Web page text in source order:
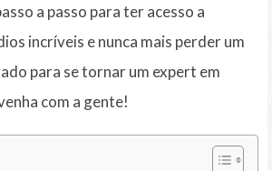
a passo para ter acesso a
incríveis e nunca mais perder um
para se tornar um expert em
com a gente!